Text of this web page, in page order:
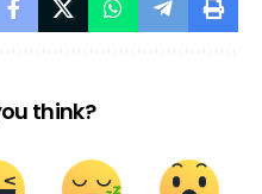
think?